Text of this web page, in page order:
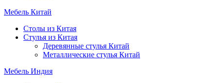
Мебель Китай
Столы из Китая
Стулья из Китая
Деревянные стулья Китай
Металлические стулья Китай
Мебель Индия